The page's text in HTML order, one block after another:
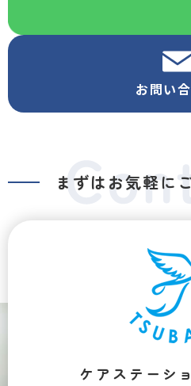
お問い
まずはお気軽に
ケアステーシ